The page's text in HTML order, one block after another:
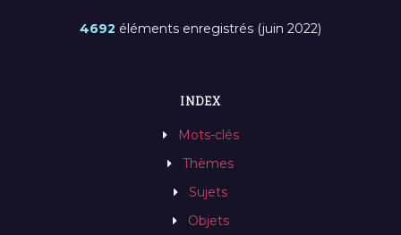
4692 éléments enregistrés (juin 2022)
INDEX
Mots-clés
Thèmes
Sujets
Objets